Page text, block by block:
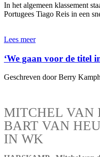
In het algemeen klassement
Portugees Tiago Reis in een
Lees meer
‘We gaan voor de titel
Geschreven door Berry
MITCHEL VAN
BART VAN
IN WK